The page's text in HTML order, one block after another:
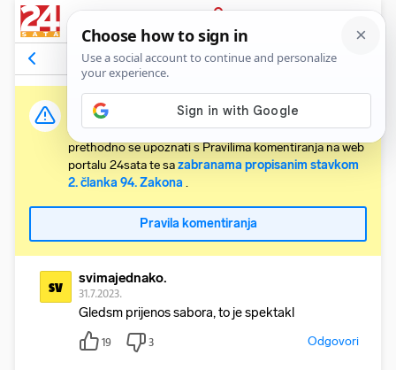
PRIJAVA
Komentari30 Relevantni
Važna obavijest:
Svaki korisnik koji želi komentirati članke obvezan je
prethodno se upoznati s Pravilima komentiranja na web
portalu 24sata te sazabranama propisanim stavkom
2. članka 94. Zakona .
Pravila komentiranja
sv svimajednako.
31.7.2023.
Gledsm prijenos sabora, to je spektakl
19 3 Odgovori